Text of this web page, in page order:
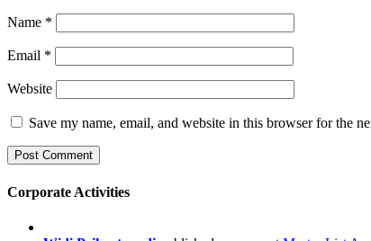
Name *
Email *
Website
Save my name, email, and website in this browser for the
Corporate Activities